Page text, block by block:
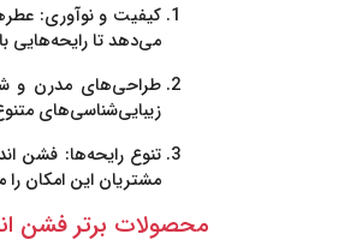
کیفیت و نوآوری:
می‌دهد تا رایحه‌هایی
طراحی‌های مدرن و
زیبایی‌شناسی‌های
تنوع رایحه‌ها: فشن
مشتریان این امکان
محصولات برتر فشن